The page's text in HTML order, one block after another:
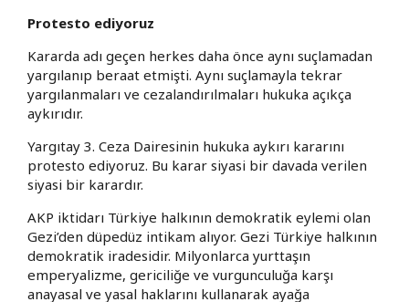
Protesto ediyoruz
Kararda adı geçen herkes daha önce aynı suçlamadan
yargılanıp beraat etmişti. Aynı suçlamayla tekrar
yargılanmaları ve cezalandırılmaları hukuka açıkça
aykırıdır.
Yargıtay 3. Ceza Dairesinin hukuka aykırı kararını
protesto ediyoruz. Bu karar siyasi bir davada verilen
siyasi bir karardır.
AKP iktidarı Türkiye halkının demokratik eylemi olan
Gezi’den düpedüz intikam alıyor. Gezi Türkiye halkının
demokratik iradesidir. Milyonlarca yurttaşın
emperyalizme, gericiliğe ve vurgunculuğa karşı
anayasal ve yasal haklarını kullanarak ayağa